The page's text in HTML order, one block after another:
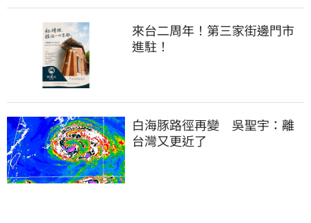
來台二周年！第三家街邊門市
進駐！
白海豚路徑再變　吳聖宇：離
台灣又更近了